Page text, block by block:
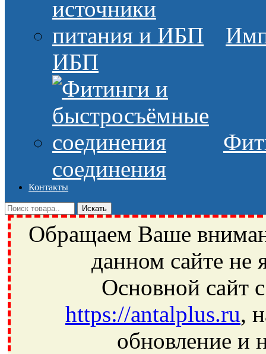
ИБП
соединения
Контакты
Обращаем Ваше
данном сайте не
Основной сайт
https://antalplus.ru,
обновление и